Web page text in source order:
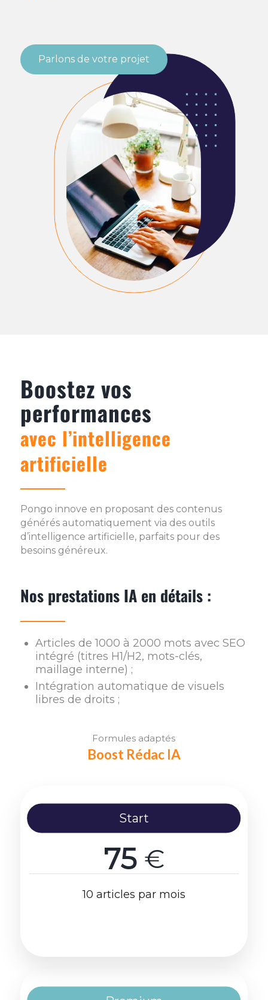
Parlons de votre projet
Boostez vos
performances
avec l’intelligence
artificielle
Pongo innove en proposant des contenus
générés automatiquement via des outils
d’intelligence artificielle, parfaits pour des
besoins généreux.
Nos prestations IA en détails :
Articles de 1000 à 2000 mots avec SEO
intégré (titres H1/H2, mots-clés,
maillage interne) ;
Intégration automatique de visuels
libres de droits ;
Formules adaptés
Boost Rédac IA
Start
75 €
10 articles par mois